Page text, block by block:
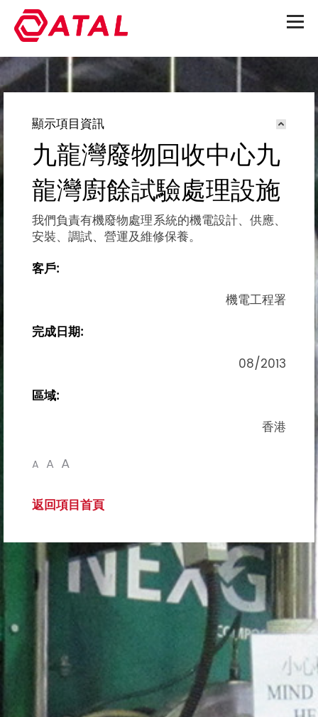
顯示項目資訊
九龍灣廢物回收中心九
龍灣廚餘試驗處理設施
我們負責有機廢物處理系統的機電設計、供應、
安裝、調試、營運及維修保養。
客戶:
機電工程署
完成日期:
08/2013
區域:
香港
A A A
返回項目首頁